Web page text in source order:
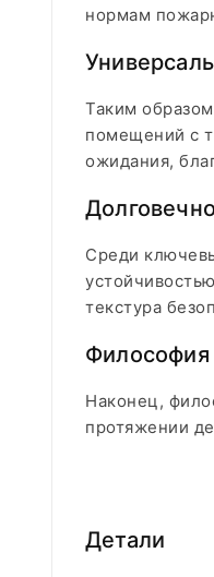
нормам
Таким
помещений с
ожидания,
Среди
текстура
Философия
Наконец,
протяжении
Детали